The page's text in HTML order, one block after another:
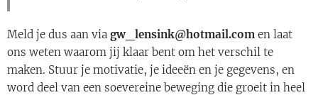
Meld je dus aan via gw_lensink@hotmail.com en laat
ons weten waarom jij klaar bent om het verschil te
maken. Stuur je motivatie, je ideeën en je gegevens, en
word deel van een soevereine beweging die groeit in heel